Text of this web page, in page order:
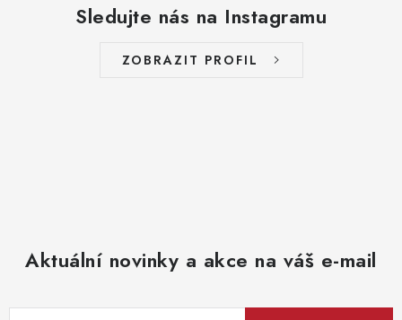
Sledujte nás na Instagramu
ZOBRAZIT PROFIL
Aktuální novinky a akce na váš e-mail